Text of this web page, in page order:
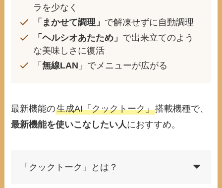
ラを少なく
「まかせて調理」 で解凍せずに自動調理
「ヘルシオあたため」 で出来立てのよう
な美味しさに復活
「無線LAN 」でメニューが広がる
最新機能の生成AI「クックトーク」搭載機種で、
最新機能を使いこなしたい人におすすめ。
「クックトーク」とは？